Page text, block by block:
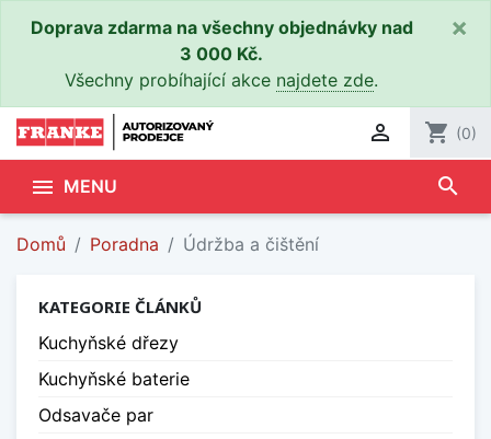
Doprava zdarma na všechny objednávky nad
3 000 Kč.
Všechny probíhající akce najdete zde.
×
 shopping_cart (0)
 MENU search
Domů Poradna Údržba a čištění
KATEGORIE ČLÁNKŮ
Kuchyňské dřezy
Kuchyňské baterie
Odsavače par